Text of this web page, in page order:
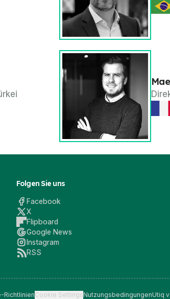
Folgen Sie uns
Facebook
X
Flipboard
Google News
Instagram
RSS
RichtlinienCookie SettingsNutzungsbedingungenUtiq